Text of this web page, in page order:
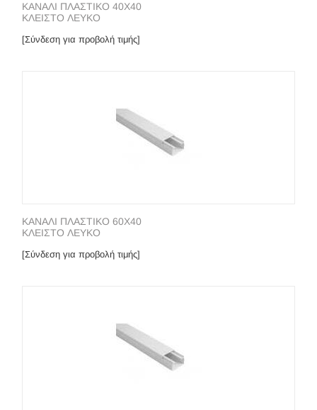
ΚΑΝΑΛΙ ΠΛΑΣΤΙΚΟ 40Χ40
ΚΛΕΙΣΤΟ ΛΕΥΚΟ
[Σύνδεση για προβολή τιμής]
ΚΑΝΑΛΙ ΠΛΑΣΤΙΚΟ 60Χ40
ΚΛΕΙΣΤΟ ΛΕΥΚΟ
[Σύνδεση για προβολή τιμής]